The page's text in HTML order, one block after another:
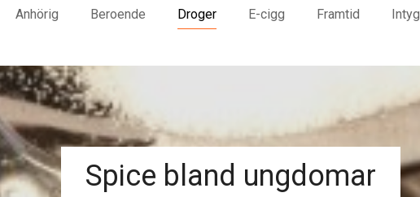
Anhörig Beroende Droger E-cigg Framtid Intyg
Spice bland ungdomar